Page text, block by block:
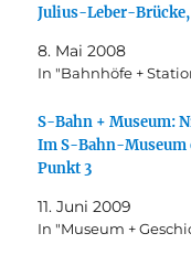
Julius-Leber-Brücke,
8. Mai 2008
In "Bahnhöfe +
S-Bahn + Museum:
Im S-Bahn-Museum
Punkt 3
11. Juni 2009
In "Museum +